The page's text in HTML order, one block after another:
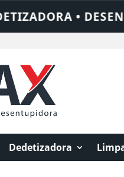
•
Dedetizadora